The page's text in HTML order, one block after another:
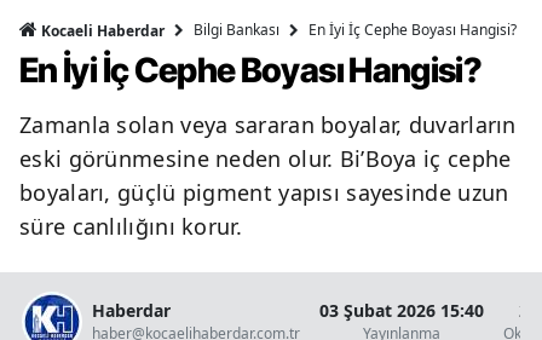
Kocaeli Haberdar Bilgi Bankası En İyi İç Cephe Boyası Hangisi?
En İyi İç Cephe Boyası Hangisi?
Zamanla solan veya sararan boyalar, duvarların
eski görünmesine neden olur. Bi’Boya iç cephe
boyaları, güçlü pigment yapısı sayesinde uzun
süre canlılığını korur.
Haberdar
haber@kocaelihaberdar.com.tr
03 Şubat 2026 15:40
Yayınlanma
2